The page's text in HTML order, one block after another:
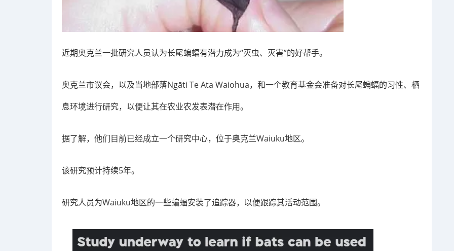
近期奥克兰一批研究人员认为长尾蝙蝠有潜力成为“灭虫、灭害”的好帮手。
奥克兰市议会，以及当地部落Ngāti Te Ata Waiohua，和一个教育基金会准备对长尾蝙蝠的习性、栖
息环境进行研究，以便让其在农业农发表潜在作用。
据了解，他们目前已经成立一个研究中心，位于奥克兰Waiuku地区。
该研究预计持续5年。
研究人员为Waiuku地区的一些蝙蝠安装了追踪器，以便跟踪其活动范围。